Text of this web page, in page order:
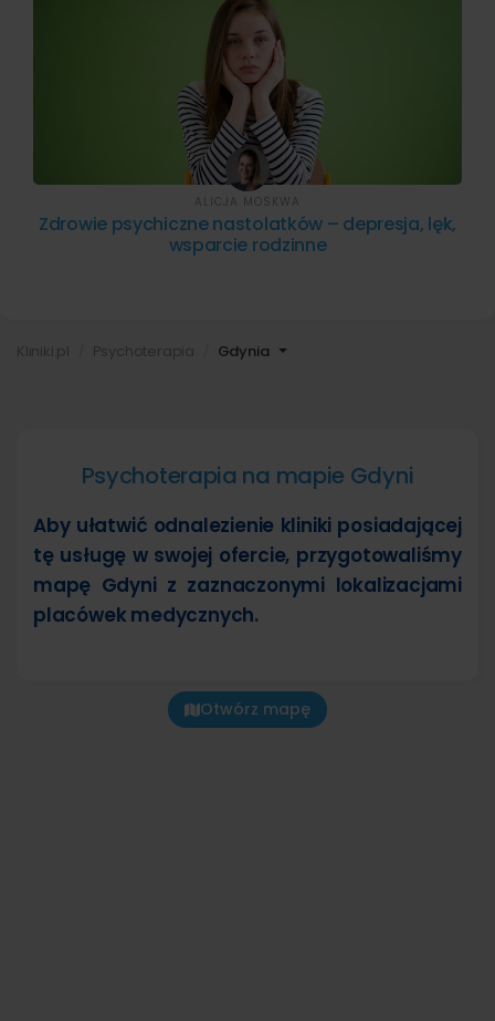
Gdynia
Zdrowie psychiczne nastolatków – depresja, lęk,
wsparcie rodzinne
ALICJA MOSKWA
Psychoterapia na mapie Gdyni
Aby ułatwić odnalezienie kliniki posiadającej
tę usługę w swojej ofercie, przygotowaliśmy
mapę Gdyni z zaznaczonymi lokalizacjami
placówek medycznych.
Otwórz mapę